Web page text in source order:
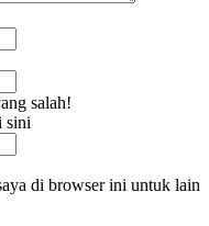
salah!
sini
di browser ini untuk lain